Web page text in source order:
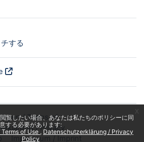
覧したい場合、あなたは私たちのポリシーに同
意する必要があります:
of Use
Datenschutzerklärung / Privacy
Policy
する
/ Terms of
/ Privacy
Impressum / Imprint